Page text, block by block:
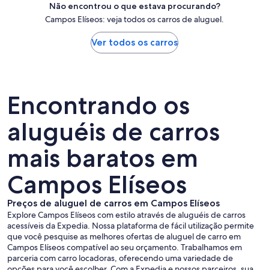
Não encontrou o que estava procurando?
Campos Elíseos: veja todos os carros de aluguel.
Ver todos os carros
Encontrando os
aluguéis de carros
mais baratos em
Campos Elíseos
Preços de aluguel de carros em Campos Elíseos
Explore Campos Elíseos com estilo através de aluguéis de carros
acessíveis da Expedia. Nossa plataforma de fácil utilização permite
que você pesquise as melhores ofertas de aluguel de carro em
Campos Elíseos compatível ao seu orçamento. Trabalhamos em
parceria com carro locadoras, oferecendo uma variedade de